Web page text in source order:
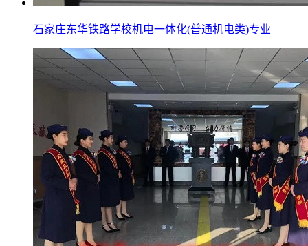
石家庄东华铁路学校机电一体化(普通机电类)专业